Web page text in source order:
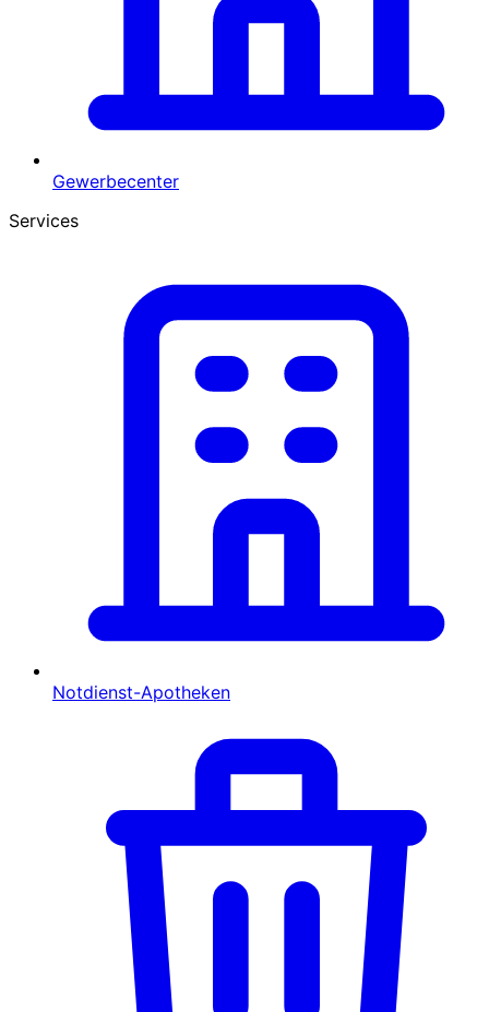
Gewerbecenter
Services
Notdienst-Apotheken